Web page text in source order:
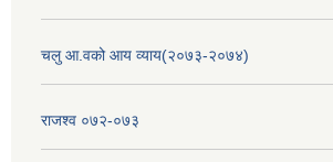
चलु आ.वको आय व्याय(२०७३-२०७४)
राजश्व ०७२-०७३